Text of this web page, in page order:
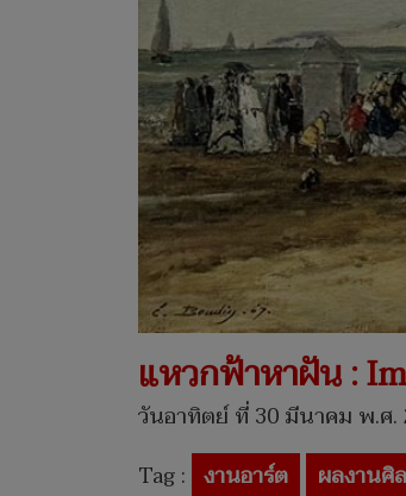
แหวกฟ้าหาฝัน :
วันอาทิตย์ ที่ 30 มีนาคม พ.ศ.
Tag : งานอาร์ต ผลงานศิ